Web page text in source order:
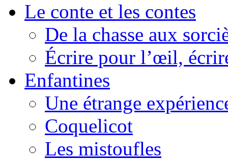
Le conte et les contes
De la chasse aux
Écrire pour l’œil,
Enfantines
Une étrange
Coquelicot
Les mistoufles